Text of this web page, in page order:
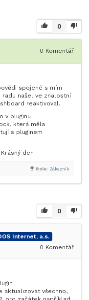
0
0 Komentář
spojené s mím
radu našel ve znalostní
reaktivoval.
v pluginu
která měla
s pluginem
den
Role: Zákazník
0
Internet, a.s.
0 Komentář
aktualizovat všechno,